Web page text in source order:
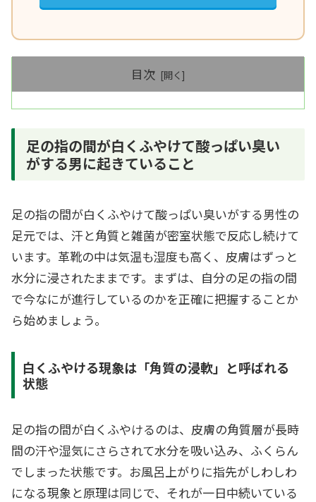
目次
足の指の間が白くふやけて酸っぱい臭い
がする男に起きていること
足の指の間が白くふやけて酸っぱい臭いがする男性の
足元では、汗と角質と雑菌が密室状態で反応し続けて
います。革靴の中は気温も湿度も高く、皮膚はずっと
水分に浸されたままです。まずは、自分の足の指の間
で今なにが進行しているのかを正確に把握することか
ら始めましょう。
白くふやける現象は「角質の浸軟」と呼ばれる
状態
足の指の間が白くふやけるのは、皮膚の角質層が長時
間の汗や湿気にさらされて水分を吸い込み、ふくらん
でしまった状態です。お風呂上がりに指先がしわしわ
になる現象と原理は同じで、それが一日中続いている